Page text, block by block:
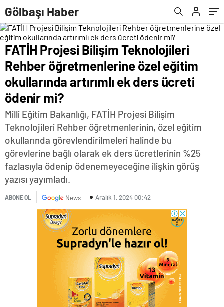
Gölbaşı Haber
FATİH Projesi Bilişim Teknolojileri
Rehber öğretmenlerine özel eğitim
okullarında artırımlı ek ders ücreti
ödenir mi?
Milli Eğitim Bakanlığı, FATİH Projesi Bilişim
Teknolojileri Rehber öğretmenlerinin, özel eğitim
okullarında görevlendirilmeleri halinde bu
görevlerine bağlı olarak ek ders ücretlerinin %25
fazlasıyla ödenip ödenemeyeceğine ilişkin görüş
yazısı yayımladı.
ABONE OL News Aralık 1, 2024 00:42